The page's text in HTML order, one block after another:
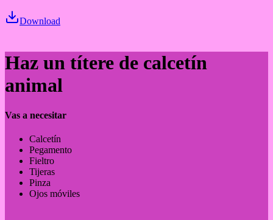
Download
Haz un títere de calcetín
animal
Vas a necesitar
Calcetín
Pegamento
Fieltro
Tijeras
Pinza
Ojos móviles